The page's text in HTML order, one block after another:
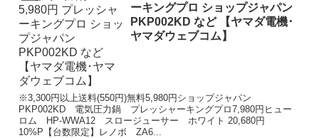
ーキングプロ ショップジャパン
PKP002KD など 【ヤマダ電機･
ヤマダウェブコム】
※3,300円以上送料(550円)無料5,980円ショップジャパン
PKP002KD 電気圧力鍋 プレッシャーキングプロ7,980円ヒュー
ロム HP-WWA12 スロージューサー ホワイト 20,680円
10%P【台数限定】レノボ ZA6...